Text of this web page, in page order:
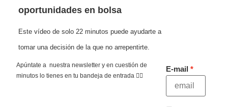
oportunidades en bolsa
Este vídeo de solo 22 minutos puede ayudarte a
tomar una decisión de la que no arrepentirte.
Apúntate a nuestra newsletter y en cuestión de
minutos lo tienes en tu bandeja de entrada 👇🏻
E-mail